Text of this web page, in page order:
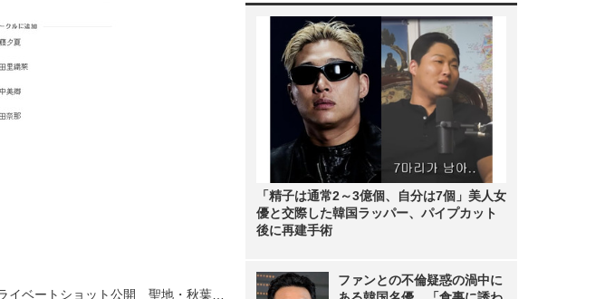
「精子は通常2～3億個、自分は7個」美人女
優と交際した韓国ラッパー、パイプカット
後に再建手術
ファンとの不倫疑惑の渦中に